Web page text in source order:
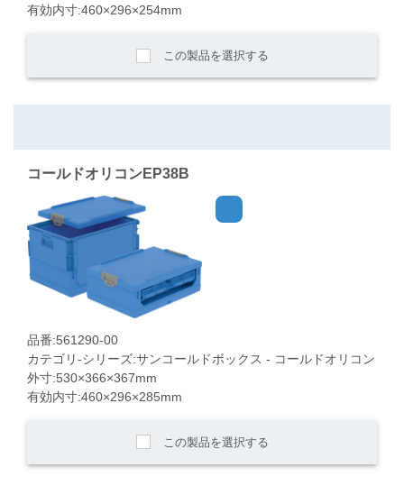
有効内寸:460×296×254mm
この製品を選択する
コールドオリコンEP38B
品番:561290-00
カテゴリ-シリーズ:サンコールドボックス - コールドオリコン
外寸:530×366×367mm
有効内寸:460×296×285mm
この製品を選択する